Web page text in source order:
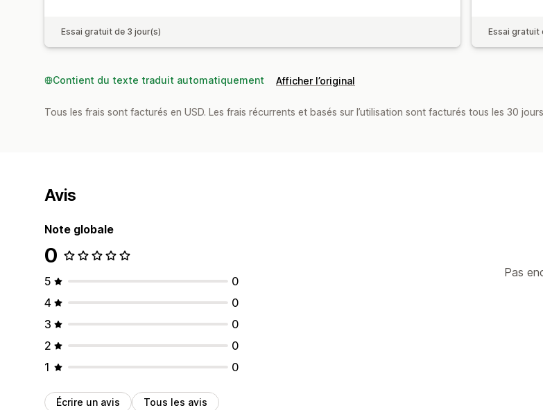
Essai gratuit de 3 jour(s) Essai gratuit
Contient du texte traduit automatiquement Afficher l’original
Tous les frais sont facturés en USD. Les frais récurrents et basés sur l’utilisation sont facturés tous les 30
Avis
Note globale
0
5
0
4
0
3
0
2
0
1
0
Écrire un avis Tous les avis
Pas